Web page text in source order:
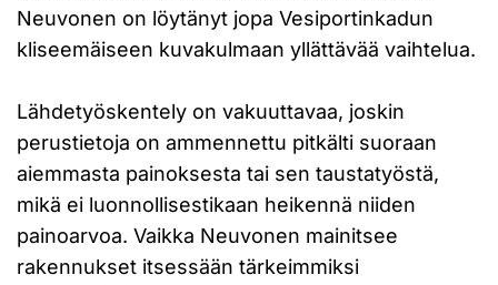
Neuvonen on löytänyt jopa Vesiportinkadun
kliseemäiseen kuvakulmaan yllättävää vaihtelua.
Lähdetyöskentely on vakuuttavaa, joskin
perustietoja on ammennettu pitkälti suoraan
aiemmasta painoksesta tai sen taustatyöstä,
mikä ei luonnollisestikaan heikennä niiden
painoarvoa. Vaikka Neuvonen mainitsee
rakennukset itsessään tärkeimmiksi